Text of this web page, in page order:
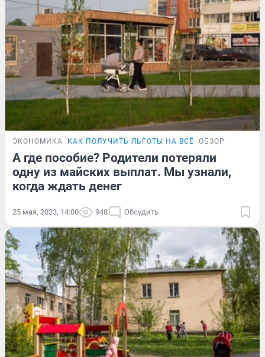
ЭКОНОМИКА КАК ПОЛУЧИТЬ ЛЬГОТЫ НА ВСЁ ОБЗОР
А где пособие? Родители потеряли
одну из майских выплат. Мы узнали,
когда ждать денег
25 мая, 2023, 14:00 948 Обсудить